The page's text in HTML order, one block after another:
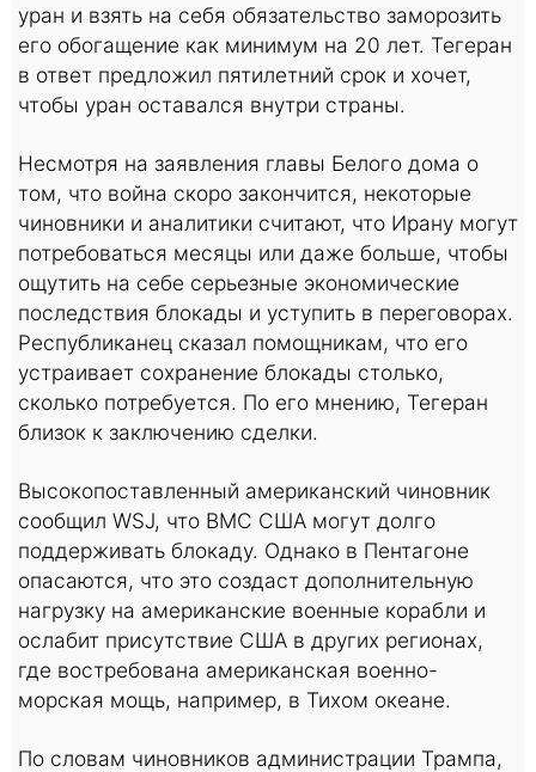
уран и взять на себя обязательство заморозить
его обогащение как минимум на 20 лет. Тегеран
в ответ предложил пятилетний срок и хочет,
чтобы уран оставался внутри страны.
Несмотря на заявления главы Белого дома о
том, что война скоро закончится, некоторые
чиновники и аналитики считают, что Ирану могут
потребоваться месяцы или даже больше, чтобы
ощутить на себе серьезные экономические
последствия блокады и уступить в переговорах.
Республиканец сказал помощникам, что его
устраивает сохранение блокады столько,
сколько потребуется. По его мнению, Тегеран
близок к заключению сделки.
Высокопоставленный американский чиновник
сообщил WSJ, что ВМС США могут долго
поддерживать блокаду. Однако в Пентагоне
опасаются, что это создаст дополнительную
нагрузку на американские военные корабли и
ослабит присутствие США в других регионах,
где востребована американская военно-
морская мощь, например, в Тихом океане.
По словам чиновников администрации Трампа,